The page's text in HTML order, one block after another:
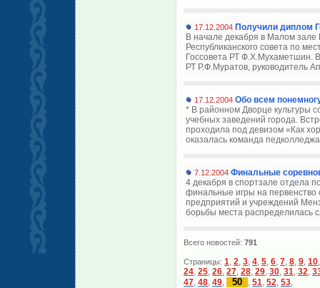
17.12.2004 Получили диплом
В начале декабря в Малом зале
Республиканского совета по
Госсовета РТ Ф.Х.Мухаметшин.
РТ Р.Ф.Муратов, руководитель
17.12.2004 Обо всем
* В районном Дворце культуры
учебных заведений города.
проходила под девизом «Как
оказалась команда
7.12.2004 Финальные
4 декабря в спортзале отдела
финальные игры на первенство
предприятий и учреждений
борьбы места распределилась
Всего новостей: 791
Страницы: 1, 2, 3, 4, 5, 6, 7, 8, 9, 10
24, 25, 26, 27, 28, 29, 30, 31, 32,
47, 48, 49, 50 , 51, 52, 53,